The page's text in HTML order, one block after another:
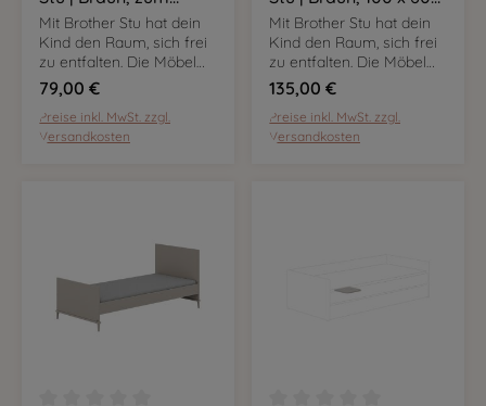
Umbau des
Babybetts 70 x 140
cm in ein Kinderbett
70 x 140 cm
Mit Brother Stu hat dein
Kind den Raum, sich frei
zu entfalten. Die Möbel
sind flexibel nutzbar und
mit ihrem Dekor in Taupe
setzen sie in eurem
Zuhause markante
79,00 €
Preise inkl. MwSt. zzgl.
Versandkosten
cm
Mit Brother Stu hat dein
Kind den Raum, sich frei
zu entfalten. Die Möbel
sind flexibel nutzbar und
mit ihrem Dekor in Taupe
setzen sie in eurem
Zuhause markante
135,00 €
Preise inkl. MwSt. zzgl.
Versandkosten